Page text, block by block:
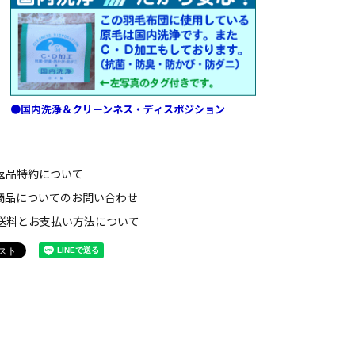
●国内洗浄＆クリーンネス・ディスポジション
品特約について
品についてのお問い合わせ
料とお支払い方法について